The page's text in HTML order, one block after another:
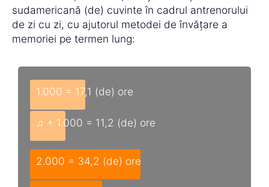
2.000 (de) cuvinte fără Superînvățare = 34,2
(de) ore
2.000 (de) cuvinte cu Superînvățare = 22,5 (de)
★ Timp economisit: 11,7 (de) ore
3.000 (de) cuvinte fără Superînvățare = 51,4
(de) ore
3.000 (de) cuvinte cu Superînvățare = 33,7 (de)
ore
★ Timp economisit: 17,7 (de) ore